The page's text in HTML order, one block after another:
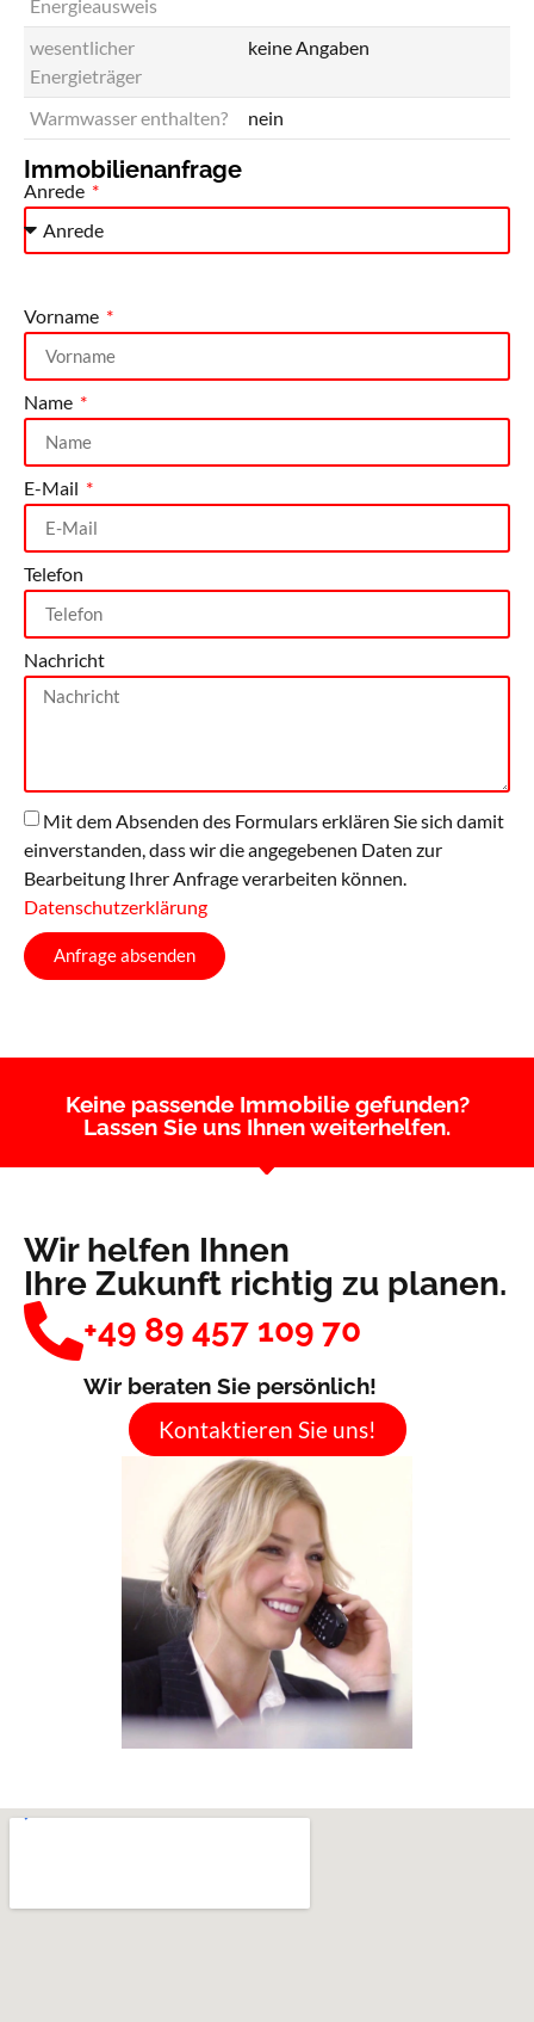
Energieausweis
wesentlicher
Energieträger
keine Angaben
Warmwasser enthalten? nein
Immobilienanfrage
Anrede
Vorname
Name
E-Mail
Telefon
Nachricht
Mit dem Absenden des Formulars erklären Sie sich damit
einverstanden, dass wir die angegebenen Daten zur
Bearbeitung Ihrer Anfrage verarbeiten können.
Datenschutzerklärung
Anfrage absenden
Keine passende Immobilie gefunden?
Lassen Sie uns Ihnen weiterhelfen.
Wir helfen Ihnen
Ihre Zukunft richtig zu planen.
+49 89 457 109 70
Wir beraten Sie persönlich!
Kontaktieren Sie uns!